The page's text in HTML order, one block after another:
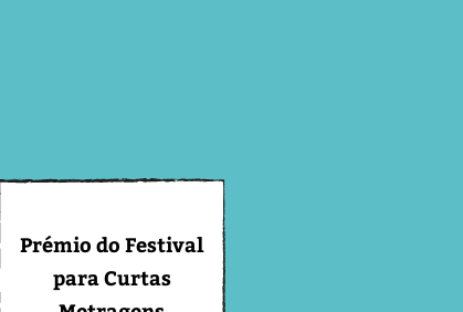
Prémio do Festival
para Curtas